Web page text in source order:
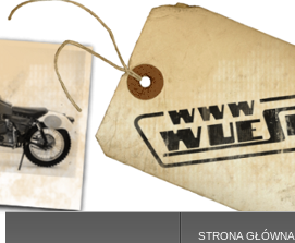
STRONA GŁÓWNA